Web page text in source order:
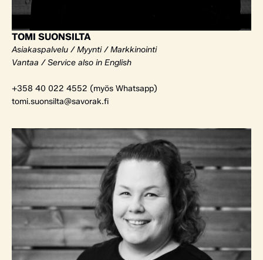
TOMI SUONSILTA
Asiakaspalvelu / Myynti / Markkinointi
Vantaa / Service also in English
+358 40 022 4552 (myös Whatsapp)
tomi.suonsilta@savorak.fi